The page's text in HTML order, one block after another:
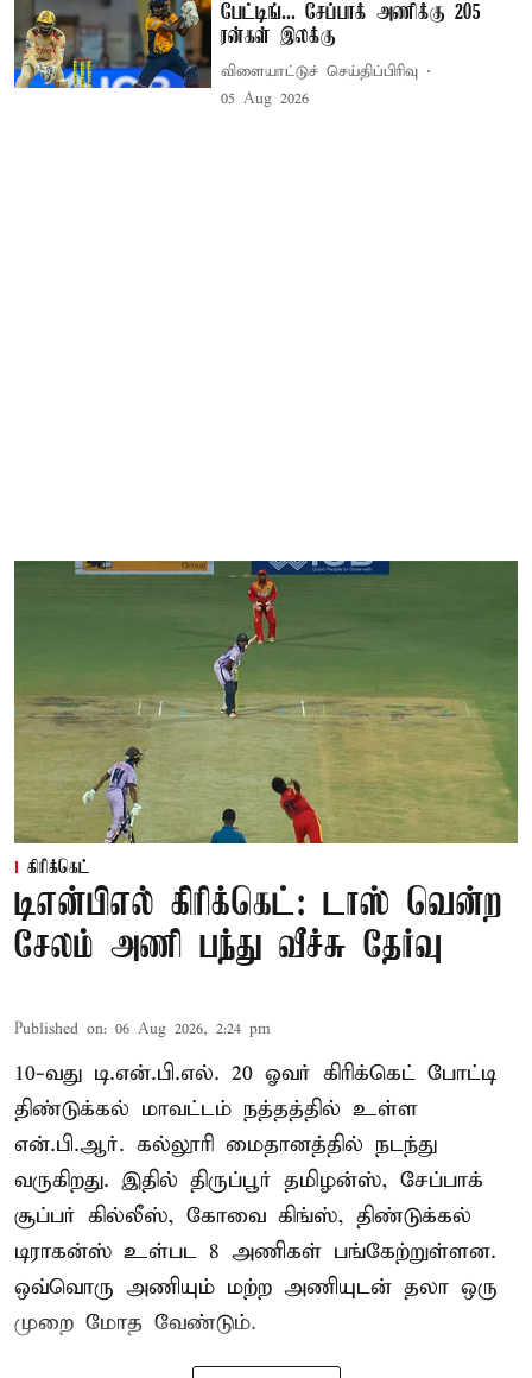
பேட்டிங்... சேப்பாக் அணிக்கு 205
ரன்கள் இலக்கு
விளையாட்டுச் செய்திப்பிரிவு
05 Aug 2026
கிரிக்கெட்
டிஎன்பிஎல் கிரிக்கெட்: டாஸ் வென்ற
சேலம் அணி பந்து வீச்சு தேர்வு
Published on: 06 Aug 2026, 2:24 pm
10-வது டி.என்.பி.எல். 20 ஓவர் கிரிக்கெட் போட்டி
திண்டுக்கல் மாவட்டம் நத்தத்தில் உள்ள
என்.பி.ஆர். கல்லூரி மைதானத்தில் நடந்து
வருகிறது. இதில் திருப்பூர் தமிழன்ஸ், சேப்பாக்
சூப்பர் கில்லீஸ், கோவை கிங்ஸ், திண்டுக்கல்
டிராகன்ஸ் உள்பட 8 அணிகள் பங்கேற்றுள்ளன.
ஒவ்வொரு அணியும் மற்ற அணியுடன் தலா ஒரு
முறை மோத வேண்டும்.